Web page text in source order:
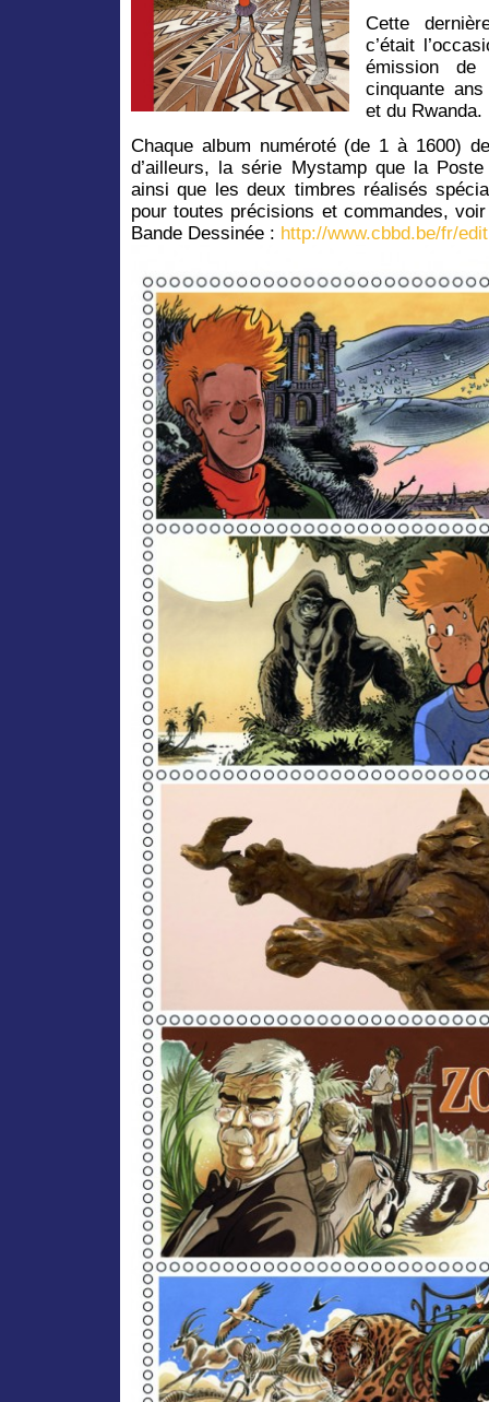
Cette
c’était
émission de
cinquante ans
et du Rwanda.
Chaque album numéroté (de 1 à 1600)
d’ailleurs, la série Mystamp que la
ainsi que les deux timbres réalisés
pour toutes précisions et commandes,
Bande Dessinée : http://www.cbbd.be/fr/